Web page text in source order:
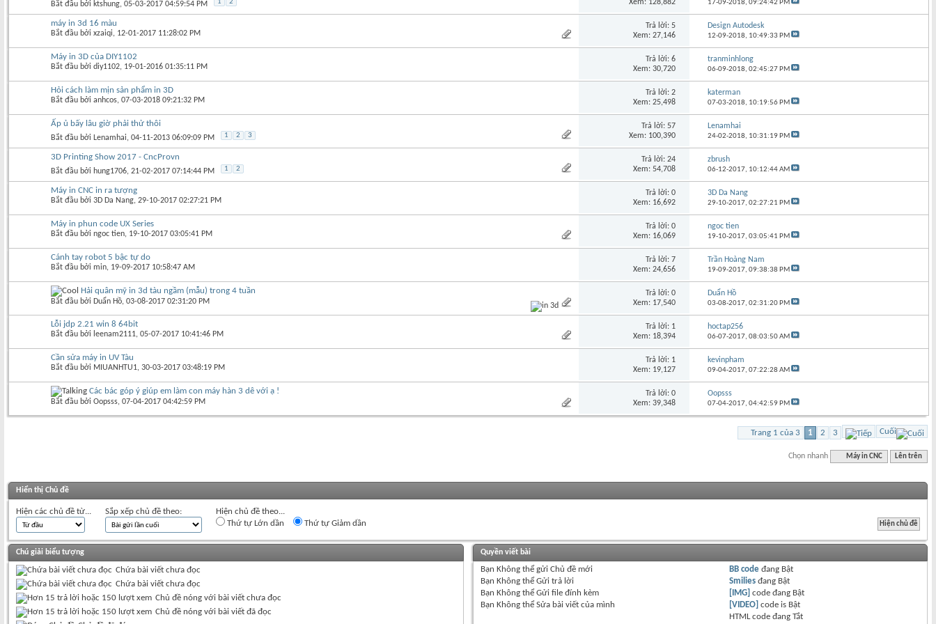
Bắt đầu bởi ktshung‎, 05-03-2017 04:59:54 PM 1 2 Xem: 128,882 17-09-2018,09:24:42 PM
máy in 3d 16 màu
Bắt đầu bởi xzaiqi‎, 12-01-2017 11:28:02 PM
Trả lời: 5
Xem: 27,146
Design Autodesk
12-09-2018, 10:49:33 PM
Máy in 3D của DIY1102
Bắt đầu bởi diy1102‎, 19-01-2016 01:35:11 PM
Trả lời: 6
Xem: 30,720
tranminhlong
06-09-2018,02:45:27 PM
Hỏi cách làm mịn sản phẩm in 3D
Bắt đầu bởi anhcos‎, 07-03-2018 09:21:32 PM
Trả lời: 2
Xem: 25,498
katerman
07-03-2018, 10:19:56 PM
Ấp ủ bấy lâu giờ phải thử thôi
Bắt đầu bởi Lenamhai‎, 04-11-2013 06:09:09 PM 1 2 3
Trả lời: 57
Xem: 100,390
Lenamhai
24-02-2018, 10:31:19 PM
3D Printing Show 2017 - CncProvn
Bắt đầu bởi hung1706‎, 21-02-2017 07:14:44 PM 1 2
Trả lời: 24
Xem: 54,708
zbrush
06-12-2017, 10:12:44 AM
Máy in CNC in ra tượng
Bắt đầu bởi 3D Da Nang‎, 29-10-2017 02:27:21 PM
Trả lời: 0
Xem: 16,692
3D Da Nang
29-10-2017,02:27:21 PM
Máy in phun code UX Series
Bắt đầu bởi ngoc tien‎, 19-10-2017 03:05:41 PM
Trả lời: 0
Xem: 16,069
ngoc tien
19-10-2017,03:05:41 PM
Cánh tay robot 5 bậc tự do
Bắt đầu bởi min‎, 19-09-2017 10:58:47 AM
Trả lời: 7
Xem: 24,656
Trần Hoàng Nam
19-09-2017,09:38:38 PM
Hải quân mỹ in 3d tàu ngầm (mẫu) trong 4 tuần
Bắt đầu bởi Duẩn Hồ‎, 03-08-2017 02:31:20 PM
Trả lời: 0
Xem: 17,540
Duẩn Hồ
03-08-2017,02:31:20 PM
Lỗi jdp 2.21 win 8 64bit
Bắt đầu bởi leenam2111‎, 05-07-2017 10:41:46 PM
Trả lời: 1
Xem: 18,394
hoctap256
06-07-2017,08:03:50 AM
Cần sửa máy in UV Tàu
Bắt đầu bởi MIUANHTU1‎, 30-03-2017 03:48:19 PM
Trả lời: 1
Xem: 19,127
kevinpham
09-04-2017,07:22:28 AM
Các bác góp ý giúp em làm con máy hàn 3 dê với ạ !
Bắt đầu bởi Oopsss‎, 07-04-2017 04:42:59 PM
Trả lời: 0
Xem: 39,348
Oopsss
07-04-2017,04:42:59 PM
Trang 1 của 3 1 2 3 Cuối
Chọn nhanh Máy in CNC Lên trên
Hiển thị Chủ đề
Hiện các chủ đề từ... Sắp xếp chủ đề theo:
Hiện chủ đề theo...
Thứ tự Lớn dần
Thứ tự Giảm dần
Chú giải biểu tượng
Chứa bài viết chưa đọc
Chứa bài viết chưa đọc
Chủ đề nóng với bài viết chưa đọc
Chủ đề nóng với bài viết đã đọc
Quyền viết bài
Bạn Không thểgửi Chủ đề mới
Bạn Không thểGửi trả lời
Bạn Không thểGửi file đính kèm
Bạn Không thểSửa bài viết của mình
BB code đang Bật
Smilies đang Bật
[IMG] code đang Bật
[VIDEO] code is Bật
HTML code đangTắt